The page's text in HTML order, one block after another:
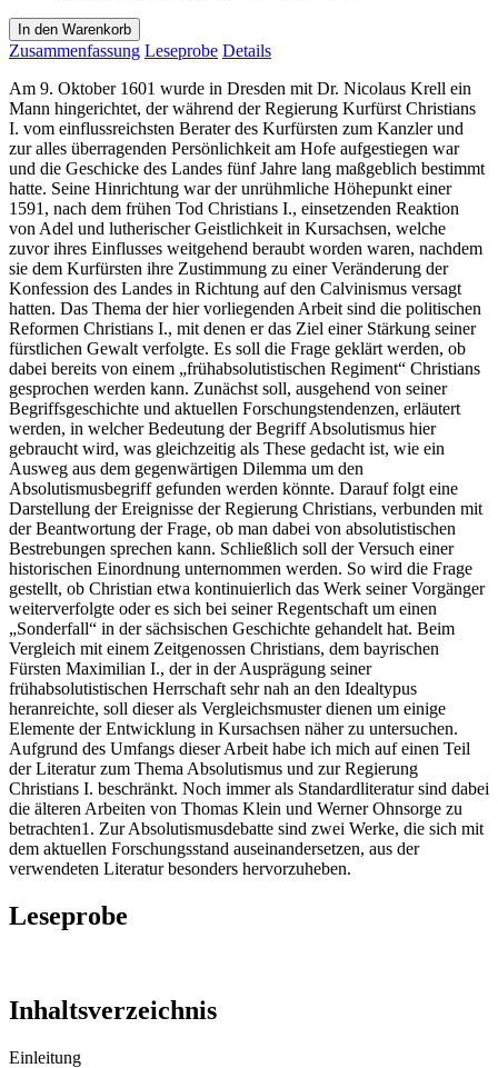
In den Warenkorb
Zusammenfassung Leseprobe Details
Am 9. Oktober 1601 wurde in Dresden mit Dr. Nicolaus Krell ein
Mann hingerichtet, der während der Regierung Kurfürst Christians
I. vom einflussreichsten Berater des Kurfürsten zum Kanzler und
zur alles überragenden Persönlichkeit am Hofe aufgestiegen war
und die Geschicke des Landes fünf Jahre lang maßgeblich bestimmt
hatte. Seine Hinrichtung war der unrühmliche Höhepunkt einer
1591, nach dem frühen Tod Christians I., einsetzenden Reaktion
von Adel und lutherischer Geistlichkeit in Kursachsen, welche
zuvor ihres Einflusses weitgehend beraubt worden waren, nachdem
sie dem Kurfürsten ihre Zustimmung zu einer Veränderung der
Konfession des Landes in Richtung auf den Calvinismus versagt
hatten. Das Thema der hier vorliegenden Arbeit sind die politischen
Reformen Christians I., mit denen er das Ziel einer Stärkung seiner
fürstlichen Gewalt verfolgte. Es soll die Frage geklärt werden, ob
dabei bereits von einem „frühabsolutistischen Regiment“ Christians
gesprochen werden kann. Zunächst soll, ausgehend von seiner
Begriffsgeschichte und aktuellen Forschungstendenzen, erläutert
werden, in welcher Bedeutung der Begriff Absolutismus hier
gebraucht wird, was gleichzeitig als These gedacht ist, wie ein
Ausweg aus dem gegenwärtigen Dilemma um den
Absolutismusbegriff gefunden werden könnte. Darauf folgt eine
Darstellung der Ereignisse der Regierung Christians, verbunden mit
der Beantwortung der Frage, ob man dabei von absolutistischen
Bestrebungen sprechen kann. Schließlich soll der Versuch einer
historischen Einordnung unternommen werden. So wird die Frage
gestellt, ob Christian etwa kontinuierlich das Werk seiner Vorgänger
weiterverfolgte oder es sich bei seiner Regentschaft um einen
„Sonderfall“ in der sächsischen Geschichte gehandelt hat. Beim
Vergleich mit einem Zeitgenossen Christians, dem bayrischen
Fürsten Maximilian I., der in der Ausprägung seiner
frühabsolutistischen Herrschaft sehr nah an den Idealtypus
heranreichte, soll dieser als Vergleichsmuster dienen um einige
Elemente der Entwicklung in Kursachsen näher zu untersuchen.
Aufgrund des Umfangs dieser Arbeit habe ich mich auf einen Teil
der Literatur zum Thema Absolutismus und zur Regierung
Christians I. beschränkt. Noch immer als Standardliteratur sind dabei
die älteren Arbeiten von Thomas Klein und Werner Ohnsorge zu
betrachten1. Zur Absolutismusdebatte sind zwei Werke, die sich mit
dem aktuellen Forschungsstand auseinandersetzen, aus der
verwendeten Literatur besonders hervorzuheben.
Leseprobe
Inhaltsverzeichnis
Einleitung